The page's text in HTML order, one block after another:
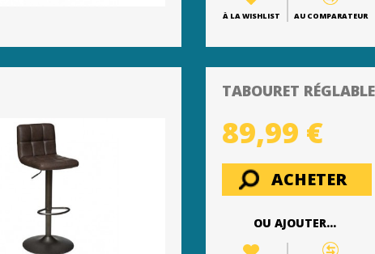
À LA WISHLIST AU COMPARATEUR
TABOURET
89,99 €
ACHETER
OU AJOUTER...